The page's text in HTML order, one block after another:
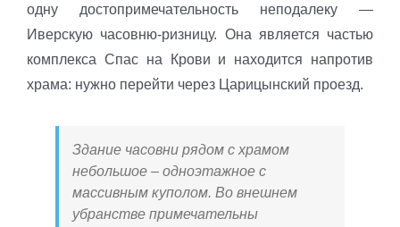
одну достопримечательность неподалеку —
Иверскую часовню-ризницу. Она является частью
комплекса Спас на Крови и находится напротив
храма: нужно перейти через Царицынский проезд.
Здание часовни рядом с храмом
небольшое – одноэтажное с
массивным куполом. Во внешнем
убранстве примечательны